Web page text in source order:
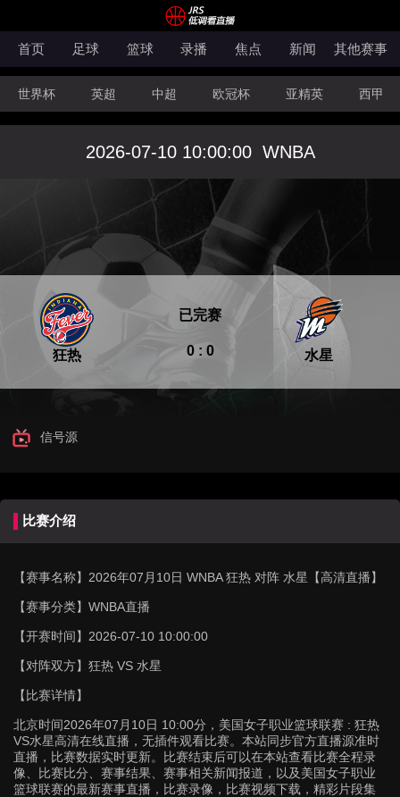
首页 足球 篮球 录播 焦点 新闻 其他赛事
世界杯 英超 中超 欧冠杯 亚精英 西甲
韩K联 法甲 科索沃超 意甲 世亚预 中甲
法罗超 日职联 NBA CBA
2026-07-10 10:00:00 WNBA
狂热 0 : 0
已完赛
水星
信号源
比赛介绍
【赛事名称】 2026年07月10日 WNBA 狂热 对阵 水星【高清直播】
【赛事分类】 WNBA直播
【开赛时间】 2026-07-10 10:00:00
【对阵双方】 狂热 VS 水星
【比赛详情】
北京时间2026年07月10日 10:00分，美国女子职业篮球联赛 : 狂热
VS水星高清在线直播，无插件观看比赛。本站同步官方直播源准时
直播，比赛数据实时更新。比赛结束后可以在本站查看比赛全程录
像、比赛比分、赛事结果、赛事相关新闻报道，以及美国女子职业
篮球联赛的最新赛事直播，比赛录像，比赛视频下载，精彩片段集